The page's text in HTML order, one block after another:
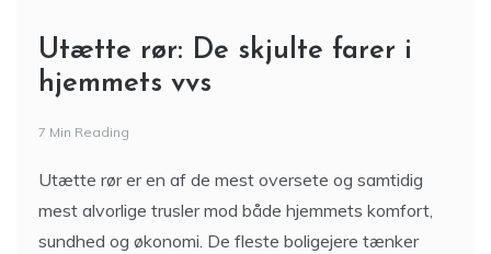
Utætte rør: De skjulte farer i
hjemmets vvs
7 Min Reading
Utætte rør er en af de mest oversete og samtidig
mest alvorlige trusler mod både hjemmets komfort,
sundhed og økonomi. De fleste boligejere tænker